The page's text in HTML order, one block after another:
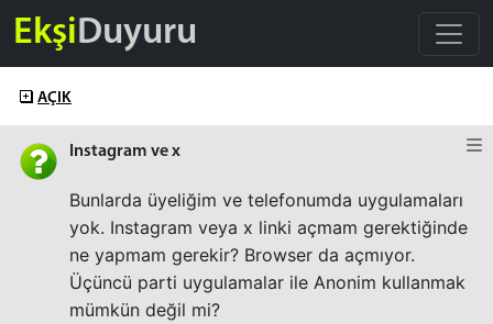
EkşiDuyuru
AÇIK
Instagram ve x
Bunlarda üyeliğim ve telefonumda uygulamaları
yok. Instagram veya x linki açmam gerektiğinde
ne yapmam gerekir? Browser da açmıyor.
Üçüncü parti uygulamalar ile Anonim kullanmak
mümkün değil mi?